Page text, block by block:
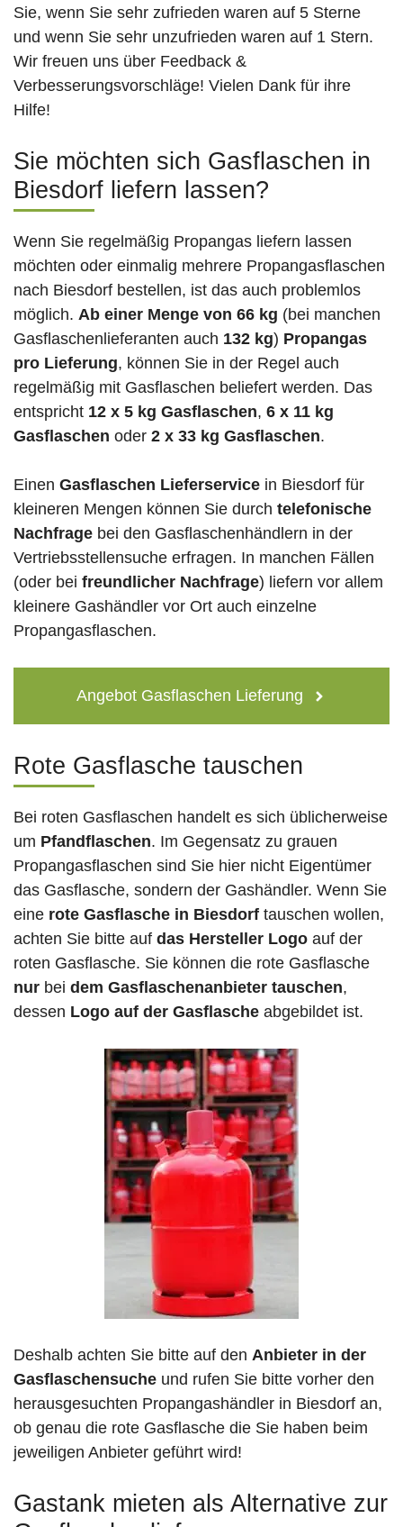
Sie, wenn Sie sehr zufrieden waren auf 5 Sterne
und wenn Sie sehr unzufrieden waren auf 1 Stern.
Wir freuen uns über Feedback &
Verbesserungsvorschläge! Vielen Dank für ihre
Hilfe!
Sie möchten sich Gasflaschen in
Biesdorf liefern lassen?
Wenn Sie regelmäßig Propangas liefern lassen
möchten oder einmalig mehrere Propangasflaschen
nach Biesdorf bestellen, ist das auch problemlos
möglich. Ab einer Menge von 66 kg (bei manchen
Gasflaschenlieferanten auch 132 kg) Propangas
pro Lieferung, können Sie in der Regel auch
regelmäßig mit Gasflaschen beliefert werden. Das
entspricht 12 x 5 kg Gasflaschen, 6 x 11 kg
Gasflaschen oder 2 x 33 kg Gasflaschen.
Einen Gasflaschen Lieferservice in Biesdorf für
kleineren Mengen können Sie durch telefonische
Nachfrage bei den Gasflaschenhändlern in der
Vertriebsstellensuche erfragen. In manchen Fällen
(oder bei freundlicher Nachfrage) liefern vor allem
kleinere Gashändler vor Ort auch einzelne
Propangasflaschen.
Angebot Gasflaschen Lieferung
Rote Gasflasche tauschen
Bei roten Gasflaschen handelt es sich üblicherweise
um Pfandflaschen. Im Gegensatz zu grauen
Propangasflaschen sind Sie hier nicht Eigentümer
das Gasflasche, sondern der Gashändler. Wenn Sie
eine rote Gasflasche in Biesdorf tauschen wollen,
achten Sie bitte auf das Hersteller Logo auf der
roten Gasflasche. Sie können die rote Gasflasche
nur bei dem Gasflaschenanbieter tauschen,
dessen Logo auf der Gasflasche abgebildet ist.
Deshalb achten Sie bitte auf den Anbieter in der
Gasflaschensuche und rufen Sie bitte vorher den
herausgesuchten Propangashändler in Biesdorf an,
ob genau die rote Gasflasche die Sie haben beim
jeweiligen Anbieter geführt wird!
Gastank mieten als Alternative zur